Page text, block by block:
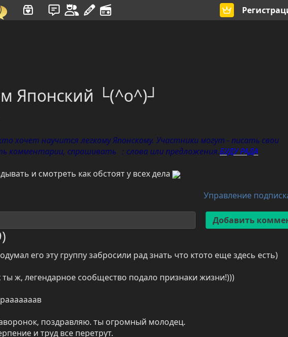
Японский └(^o^)┘
хочет научится легкому Японскому. Участники могут - писать свои
комментарии, спрашивать ：слова или предложения.БУДУ РАДА
и смотреть как обстоят у всех дела
Управление
его эту группу забросили рад знать что ктото еще здесь есть)
ты ж, легендарное сообщество подало признаки жизни!)))
поздравляю. ты огромный молодец.